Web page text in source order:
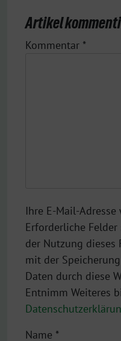
Artikel
Kommentar *
Ihre E-Mail-
Erforderliche
der Nutzung dieses
mit der
Daten durch diese
Entnimm Weiteres
Name *